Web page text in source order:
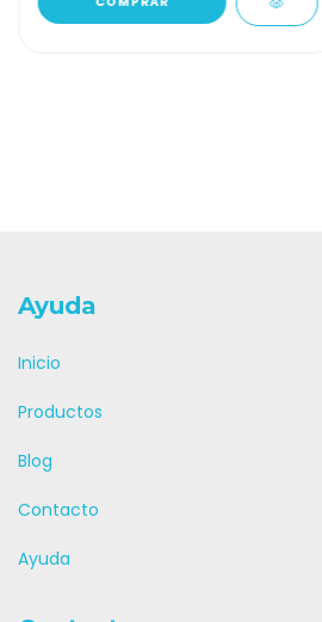
Ayuda
Inicio
Productos
Blog
Contacto
Ayuda